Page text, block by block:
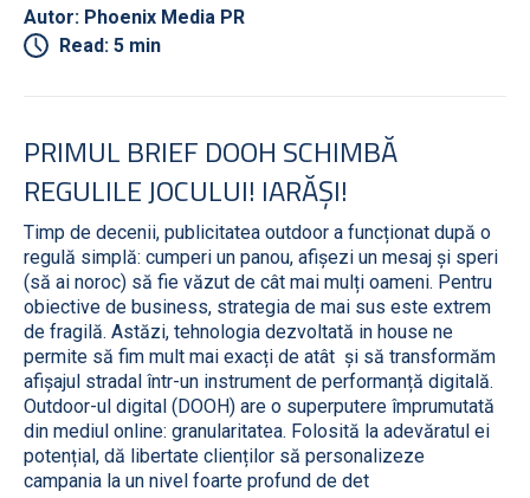
Autor: Phoenix Media PR
Read: 5 min
PRIMUL BRIEF DOOH SCHIMBĂ
REGULILE JOCULUI! IARĂȘI!
Timp de decenii, publicitatea outdoor a funcționat după o
regulă simplă: cumperi un panou, afișezi un mesaj și speri
(să ai noroc) să fie văzut de cât mai mulți oameni. Pentru
obiective de business, strategia de mai sus este extrem
de fragilă. Astăzi, tehnologia dezvoltată in house ne
permite să fim mult mai exacți de atât și să transformăm
afișajul stradal într-un instrument de performanță digitală.
Outdoor-ul digital (DOOH) are o superputere împrumutată
din mediul online: granularitatea. Folosită la adevăratul ei
potențial, dă libertate clienților să personalizeze
campania la un nivel foarte profund de det